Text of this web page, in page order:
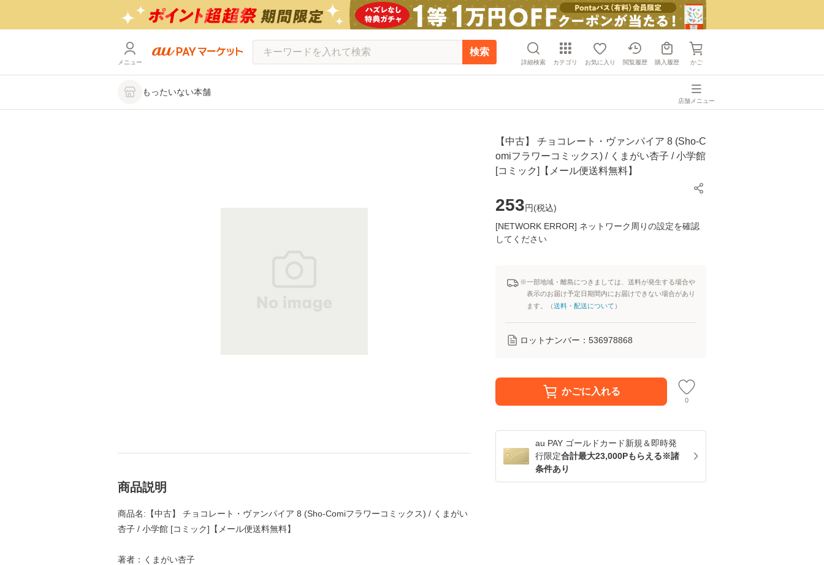
メニュー
検索
詳細検索 カテゴリ お気に入り 閲覧履歴 購入履歴 かご
もったいない本舗
店舗メニュー
【中古】 チョコレート・ヴァンパイア 8 (Sho-C
omiフラワーコミックス) / くまがい杏子 / 小学館
[コミック]【メール便送料無料】
253円(税込)
[NETWORK ERROR] ネットワーク周りの設定を確認
してください
※一部地域・離島につきましては、送料が発生する場合や
表示のお届け予定日期間内にお届けできない場合があり
ます。（送料・配送について ）
ロットナンバー： 536978868
かごに入れる
0
au PAY ゴールドカード新規＆即時発
行限定合計最大23,000Pもらえる※諸
条件あり
商品説明
商品名:【中古】 チョコレート・ヴァンパイア 8 (Sho-Comiフラワーコミックス) / くまがい
杏子 / 小学館 [コミック]【メール便送料無料】
著者：くまがい杏子